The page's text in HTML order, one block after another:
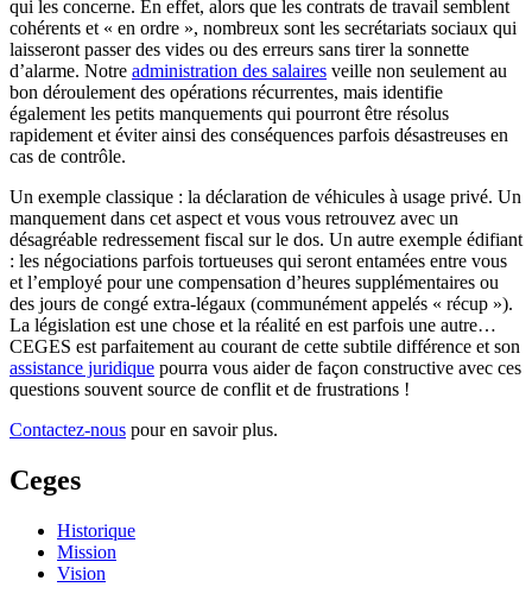
qui les concerne. En effet, alors que les contrats de travail semblent
cohérents et « en ordre », nombreux sont les secrétariats sociaux qui
laisseront passer des vides ou des erreurs sans tirer la sonnette
d’alarme. Notre administration des salaires veille non seulement au
bon déroulement des opérations récurrentes, mais identifie
également les petits manquements qui pourront être résolus
rapidement et éviter ainsi des conséquences parfois désastreuses en
cas de contrôle.
Un exemple classique : la déclaration de véhicules à usage privé. Un
manquement dans cet aspect et vous vous retrouvez avec un
désagréable redressement fiscal sur le dos. Un autre exemple édifiant
: les négociations parfois tortueuses qui seront entamées entre vous
et l’employé pour une compensation d’heures supplémentaires ou
des jours de congé extra-légaux (communément appelés « récup »).
La législation est une chose et la réalité en est parfois une autre…
CEGES est parfaitement au courant de cette subtile différence et son
assistance juridique pourra vous aider de façon constructive avec ces
questions souvent source de conflit et de frustrations !
Contactez-nous pour en savoir plus.
Ceges
Historique
Mission
Vision